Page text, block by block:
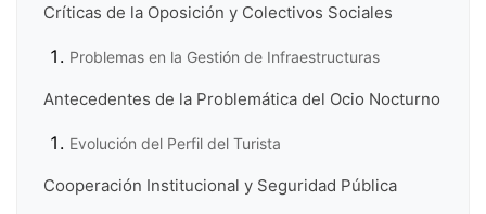
Críticas de la Oposición y Colectivos Sociales
Problemas en la Gestión de Infraestructuras
Antecedentes de la Problemática del Ocio Nocturno
Evolución del Perfil del Turista
Cooperación Institucional y Seguridad Pública